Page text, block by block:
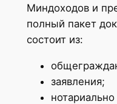
Миндоходов и
полный пакет
состоит из:
заявления;